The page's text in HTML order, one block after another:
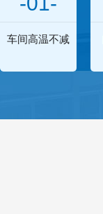
车间高温不减